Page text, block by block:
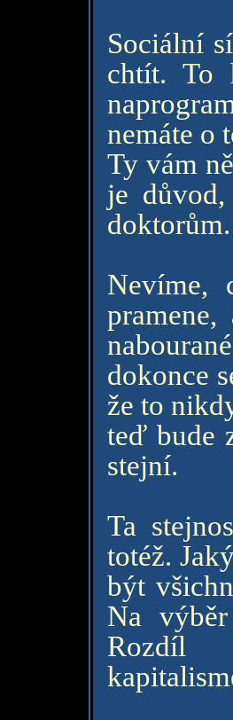
Sociální
chtít. To
nemáte o
Ty vám
je
doktorům.
Nevíme,
dokonce
že to
teď bude
stejní.
Ta
totéž.
být
Na
Rozdíl